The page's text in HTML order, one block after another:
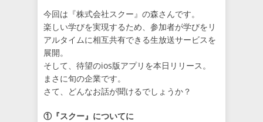
今回は『株式会社スクー』の森さんです。
楽しい学びを実現するため、参加者が学びをリ
アルタイムに相互共有できる生放送サービスを
展開。
そして、待望のios版アプリを本日リリース。
まさに旬の企業です。
さて、どんなお話が聞けるでしょうか？
①『スクー』についてに